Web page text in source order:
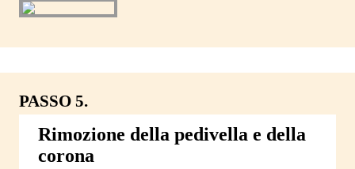
PASSO 5.
Rimozione della pedivella e della
corona